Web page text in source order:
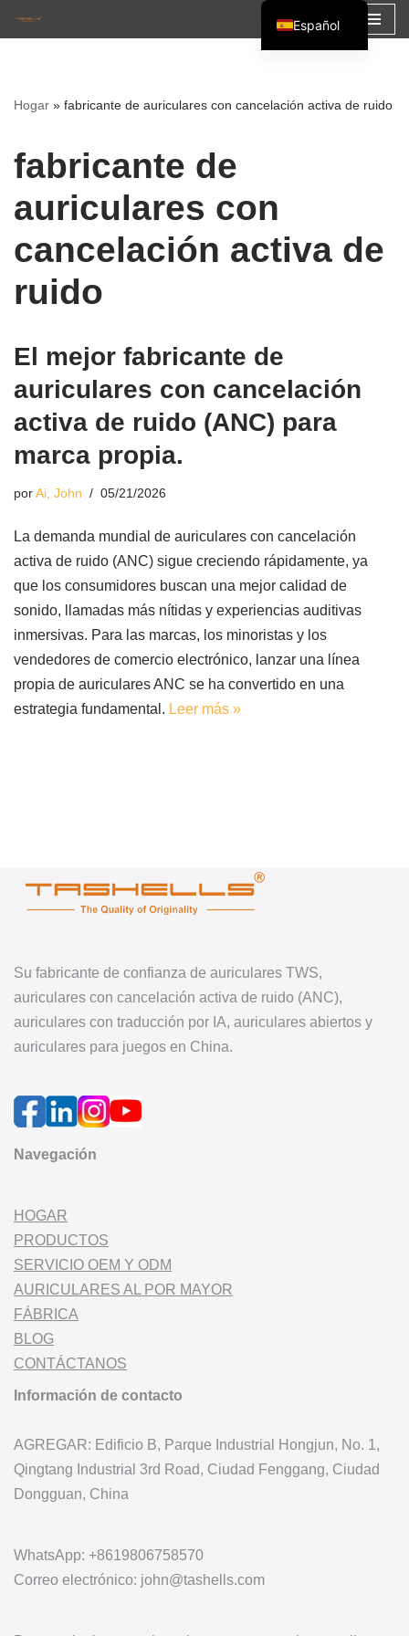
contenido
Hogar » fabricante de auriculares con cancelación activa de ruido
fabricante de
auriculares con
cancelación activa de
ruido
El mejor fabricante de
auriculares con cancelación
activa de ruido (ANC) para
marca propia.
porAi, John 05/21/2026
La demanda mundial de auriculares con cancelación
activa de ruido (ANC) sigue creciendo rápidamente, ya
que los consumidores buscan una mejor calidad de
sonido, llamadas más nítidas y experiencias auditivas
inmersivas. Para las marcas, los minoristas y los
vendedores de comercio electrónico, lanzar una línea
propia de auriculares ANC se ha convertido en una
estrategia fundamental. Leer más »
Su fabricante de confianza de auriculares TWS,
auriculares con cancelación activa de ruido (ANC),
auriculares con traducción por IA, auriculares abiertos y
auriculares para juegos en China.
Navegación
HOGAR
PRODUCTOS
SERVICIO OEM Y ODM
AURICULARES AL POR MAYOR
FÁBRICA
BLOG
CONTÁCTANOS
Información de contacto
AGREGAR: Edificio B, Parque Industrial Hongjun, No. 1,
Qingtang Industrial 3rd Road, Ciudad Fenggang, Ciudad
Dongguan, China
WhatsApp: +8619806758570
Correo electrónico: john@tashells.com
Español
English